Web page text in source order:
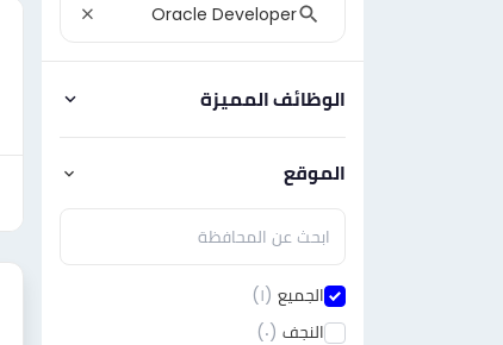
الوظائف المميزة
الموقع
الجميع (١)
النجف (٠)